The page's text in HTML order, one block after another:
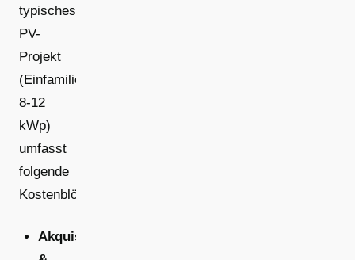
typisches
PV-
Projekt
(Einfamilienhaus,
8-12
kWp)
umfasst
folgende
Kostenblöcke:
Akquise